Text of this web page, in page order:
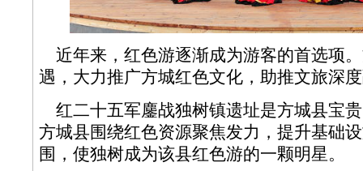
近年来，红色游逐渐成为游客的首选项
遇，大力推广方城红色文化，助推文旅深
红二十五军鏖战独树镇遗址是方城县宝
方城县围绕红色资源聚焦发力，提升基础
围，使独树成为该县红色游的一颗明星。